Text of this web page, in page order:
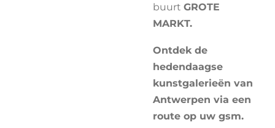
buurt GROTE
MARKT.
Ontdek de
hedendaagse
kunstgalerieën van
Antwerpen via een
route op uw gsm.